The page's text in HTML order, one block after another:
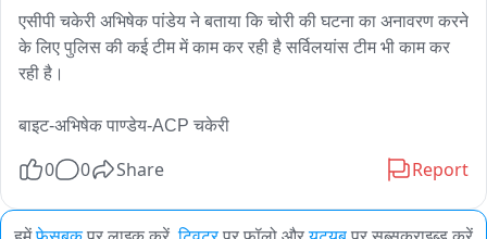
एसीपी चकेरी अभिषेक पांडेय ने बताया कि चोरी की घटना का अनावरण करने
के लिए पुलिस की कई टीम में काम कर रही है सर्विलयांस टीम भी काम कर
रही है।
बाइट-अभिषेक पाण्डेय-ACP चकेरी
0 0 Share Report